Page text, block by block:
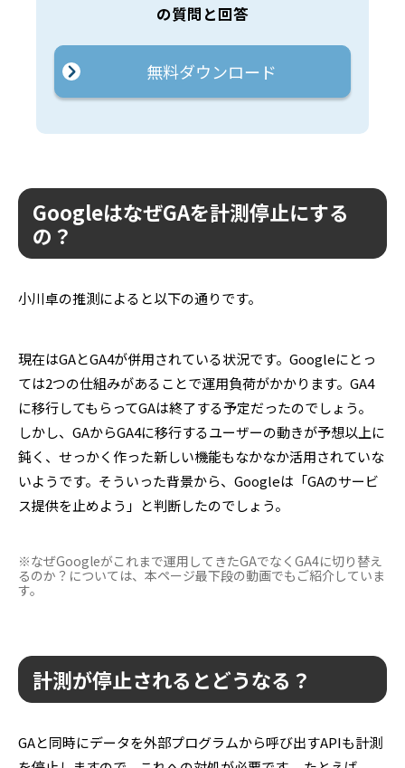
の質問と回答
無料ダウンロード
GoogleはなぜGAを計測停止にする
の？
小川卓の推測によると以下の通りです。
現在はGAとGA4が併用されている状況です。Googleにとっ
ては2つの仕組みがあることで運用負荷がかかります。GA4
に移行してもらってGAは終了する予定だったのでしょう。
しかし、GAからGA4に移行するユーザーの動きが予想以上に
鈍く、せっかく作った新しい機能もなかなか活用されていな
いようです。そういった背景から、Googleは「GAのサービ
ス提供を止めよう」と判断したのでしょう。
※なぜGoogleがこれまで運用してきたGAでなくGA4に切り替え
るのか？については、本ページ最下段の動画でもご紹介していま
す。
計測が停止されるとどうなる？
GAと同時にデータを外部プログラムから呼び出すAPIも計測